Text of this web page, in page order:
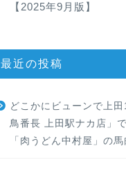
【2025年9月版】
最近の投稿
どこかにビューンで上
鳥番長 上田駅ナカ店」
「肉うどん中村屋」の